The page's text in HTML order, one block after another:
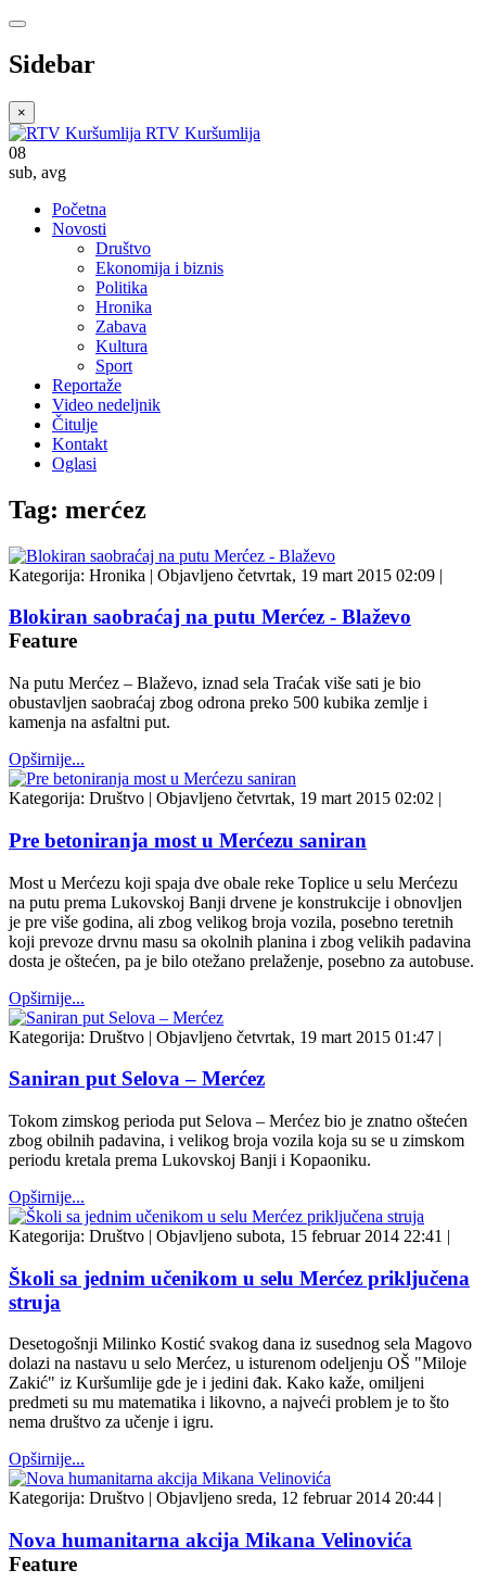
Sidebar
×
RTV Kuršumlija
08
sub, avg
Početna
Novosti
Društvo
Ekonomija i biznis
Politika
Hronika
Zabava
Kultura
Sport
Reportaže
Video nedeljnik
Čitulje
Kontakt
Oglasi
Tag: merćez
Kategorija: Hronika | Objavljeno četvrtak, 19 mart 2015 02:09 |
Blokiran saobraćaj na putu Merćez - Blaževo
Feature
Na putu Merćez – Blaževo, iznad sela Traćak više sati je bio
obustavljen saobraćaj zbog odrona preko 500 kubika zemlje i
kamenja na asfaltni put.
Opširnije...
Kategorija: Društvo | Objavljeno četvrtak, 19 mart 2015 02:02 |
Pre betoniranja most u Merćezu saniran
Most u Merćezu koji spaja dve obale reke Toplice u selu Merćezu
na putu prema Lukovskoj Banji drvene je konstrukcije i obnovljen
je pre više godina, ali zbog velikog broja vozila, posebno teretnih
koji prevoze drvnu masu sa okolnih planina i zbog velikih padavina
dosta je oštećen, pa je bilo otežano prelaženje, posebno za autobuse.
Opširnije...
Kategorija: Društvo | Objavljeno četvrtak, 19 mart 2015 01:47 |
Saniran put Selova – Merćez
Tokom zimskog perioda put Selova – Merćez bio je znatno oštećen
zbog obilnih padavina, i velikog broja vozila koja su se u zimskom
periodu kretala prema Lukovskoj Banji i Kopaoniku.
Opširnije...
Kategorija: Društvo | Objavljeno subota, 15 februar 2014 22:41 |
Školi sa jednim učenikom u selu Merćez priključena
struja
Desetogošnji Milinko Kostić svakog dana iz susednog sela Magovo
dolazi na nastavu u selo Merćez, u isturenom odeljenju OŠ "Miloje
Zakić" iz Kuršumlije gde je i jedini đak. Kako kaže, omiljeni
predmeti su mu matematika i likovno, a najveći problem je to što
nema društvo za učenje i igru.
Opširnije...
Kategorija: Društvo | Objavljeno sreda, 12 februar 2014 20:44 |
Nova humanitarna akcija Mikana Velinovića
Feature